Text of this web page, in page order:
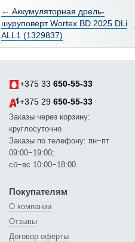
← Аккумуляторная дрель-
шуруповерт Wortex BD 2025 DLi
ALL1 (1329837)
+375 33 650-55-33
+375 29 650-55-33
Заказы через корзину:
круглосуточно
Заказы по телефону: пн−пт
09:00−19:00;
сб−вс 10:00−18:00.
Покупателям
О компании
Отзывы
Договор оферты